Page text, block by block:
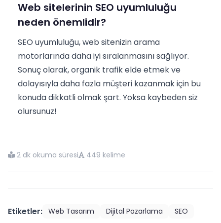
Web sitelerinin SEO uyumluluğu
neden önemlidir?
SEO uyumluluğu, web sitenizin arama
motorlarında daha iyi sıralanmasını sağlıyor.
Sonuç olarak, organik trafik elde etmek ve
dolayısıyla daha fazla müşteri kazanmak için bu
konuda dikkatli olmak şart. Yoksa kaybeden siz
olursunuz!
2 dk okuma süresi 449 kelime
Etiketler: Web Tasarım Dijital Pazarlama SEO